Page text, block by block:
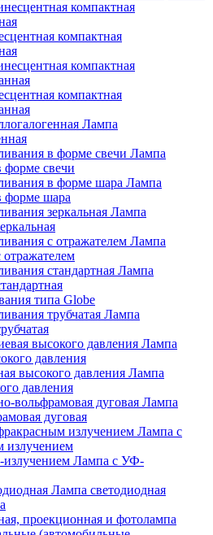
компактная
компактная
Лампа
Лампа
форме свечи
Лампа
форме шара
Лампа
Лампа
отражателем
Лампа
типа Globe
Лампа
Лампа
давления
Лампа
давления
Лампа
дуговая
Лампа с
излучением
Лампа с УФ-
Лампа светодиодная
проекционная и фотолампа